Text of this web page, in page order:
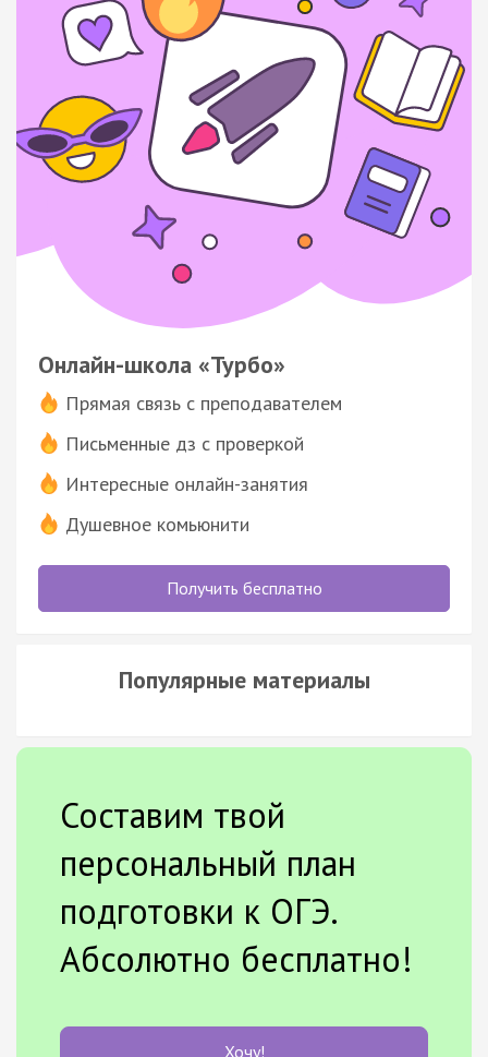
Онлайн-школа «Турбо»
Прямая связь с преподавателем
Письменные дз с проверкой
Интересные онлайн-занятия
Душевное комьюнити
Получить бесплатно
Популярные материалы
Составим твой
персональный план
подготовки к ОГЭ.
Абсолютно бесплатно!
Хочу!